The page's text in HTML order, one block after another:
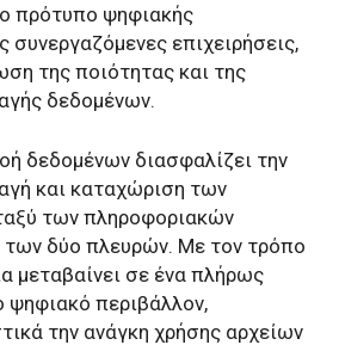
πρότυπο ψηφιακής
συνεργαζόμενες επιχειρήσεις,
της ποιότητας και της
δεδομένων.
δεδομένων διασφαλίζει την
και καταχώριση των
των πληροφοριακών
των δύο πλευρών. Με τον τρόπο
μεταβαίνει σε ένα πλήρως
ψηφιακό περιβάλλον,
την ανάγκη χρήσης αρχείων